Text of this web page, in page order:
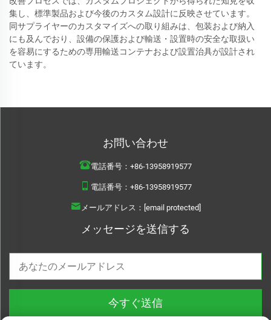
集し、標準製品および今後のカスタム設計に反映させています。
同サプライヤーのカスタマイズへの取り組みは、包装および納入
にも及んでおり、設備の保護および輸送・設置時の安全な取扱い
を容易にするための専用輸送コンテナおよび設置治具が設計され
ています。
お問い合わせ
電話番号： +86-13958919577
電話番号： +86-13958919577
メールアドレス： [email protected]
メッセージを送信する
今すぐ送信